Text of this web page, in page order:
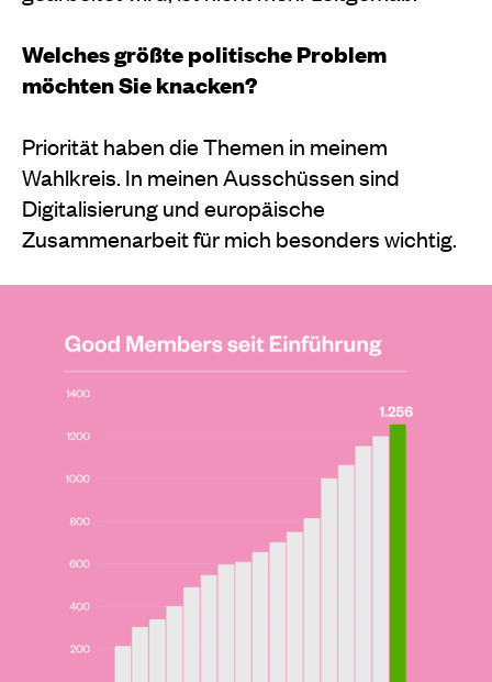
Welches größte politische Problem
möchten Sie knacken?
Priorität haben die Themen in meinem
Wahlkreis. In meinen Ausschüssen sind
Digitalisierung und europäische
Zusammenarbeit für mich besonders wichtig.